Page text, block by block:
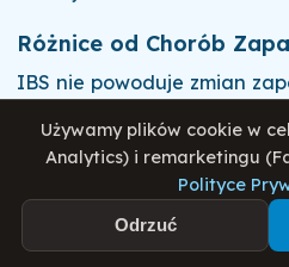
Różnice od Chorób
IBS nie powoduje zmian
przeciwieństwie do chorób
Choroby Zapalne Jelit
Definicja
Używamy plików cookie w
Analytics) i remarketingu
Polityce
Odrzuć